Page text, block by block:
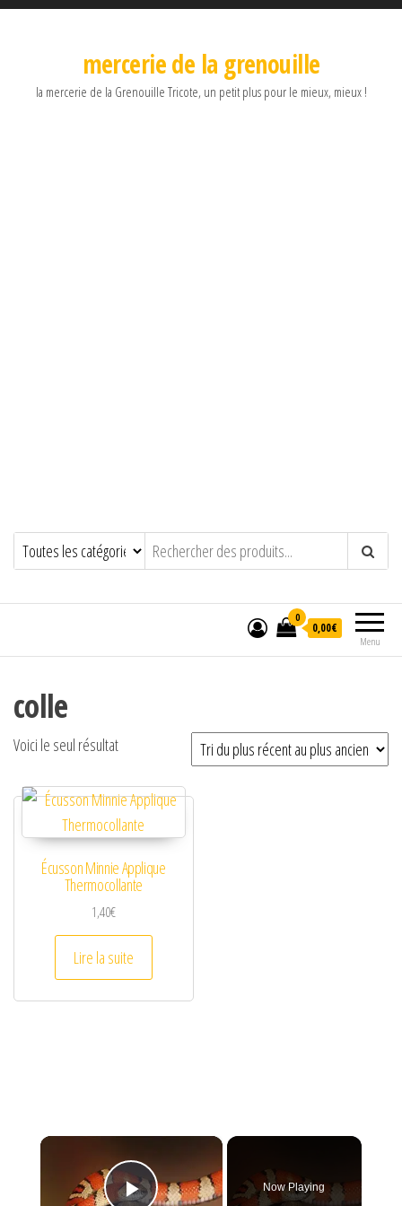
mercerie de la grenouille
la mercerie de la Grenouille Tricote, un petit plus pour le mieux, mieux !
Menu
0
0,00€
colle
Voici le seul résultat
Écusson Minnie Applique
Thermocollante
1,40€
Lire la suite
×
Now Playing